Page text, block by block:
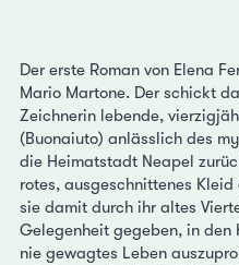
Der erste Roman von Elena
Mario Martone. Der schickt
Zeichnerin lebende,
(Buonaiuto) anlässlich des
die Heimatstadt Neapel
rotes, ausgeschnittenes
sie damit durch ihr altes
Gelegenheit gegeben, in den
nie gewagtes Leben